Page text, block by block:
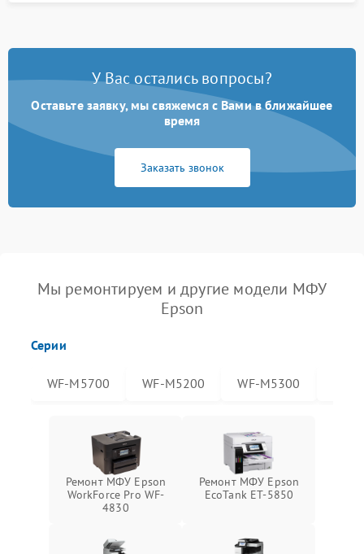
У Вас остались вопросы?
Оставьте заявку, мы свяжемся с Вами в ближайшее
время
Заказать звонок
Мы ремонтируем и другие модели МФУ
Epson
Серии
WF-M5700 WF-M5200 WF-M5300
Ремонт МФУ Epson
WorkForce Pro WF-
4830
Ремонт МФУ Epson
EcoTank ET-5850